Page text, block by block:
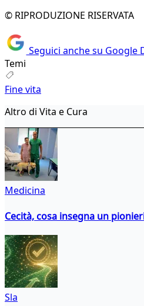
© RIPRODUZIONE RISERVATA
Seguici anche su Google
Temi
Fine vita
Altro di Vita e Cura
Medicina
Cecità, cosa insegna un
Sla